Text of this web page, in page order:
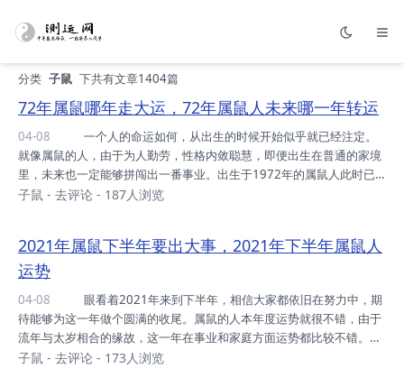
分类 子鼠 下共有文章1404篇
72年属鼠哪年走大运，72年属鼠人未来哪一年转运
04-08
就像属鼠的人，由于为人勤劳，性格内敛聪慧，即便出生在普通的家境
里，未来也一定能够拼闯出一番事业。出生于1972年的属鼠人此时已
经49岁了，这个年纪的人走过了半生，工作生活也大多都已经定型。那
走上人生巅峰。 声明：图片由网友上传，来源网络，如有侵权，敬请告
知！ 72年属鼠哪年走大运 牛年 2021年牛年对于属鼠的朋
各个方面的运势都会表现...
子鼠 - 去评论 - 187人浏览
2021年属鼠下半年要出大事，2021年下半年属鼠人
运势
04-08
待能够为这一年做个圆满的收尾。属鼠的人本年度运势就很不错，由于
流年与太岁相合的缘故，这一年在事业和家庭方面运势都比较不错。不
过即便是合太岁的年份，人们也不能够掉以轻心，正所谓物极必反，在
子鼠 - 去评论 - 173人浏览